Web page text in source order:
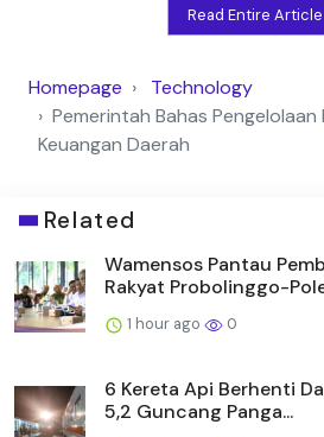
Read Entire Article
Homepage
Technology
Pemerintah Bahas
Keuangan Daerah
Related
Wamensos Pantau
Rakyat Probolinggo-
1 hour ago 0
6 Kereta Api Berhenti
5,2 Guncang Panga...